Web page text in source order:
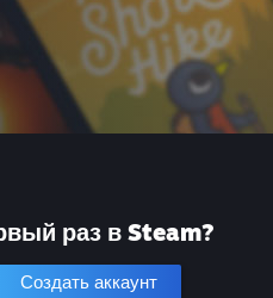
раз в Steam?
Создать аккаунт